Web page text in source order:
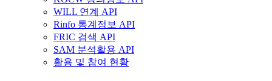
WILL 연계 API
Rinfo 통계정보 API
FRIC 검색 API
SAM 분석활용 API
활용 및 참여 현황